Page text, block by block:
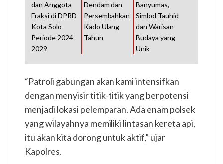
dan Anggota
Fraksi di DPRD
Kota Solo
Periode 2024-
2029
Dendam dan
Persembahkan
Kado Ulang
Tahun
Banyumas,
Simbol Tauhid
dan Warisan
Budaya yang
Unik
“Patroli gabungan akan kami intensifkan
dengan menyisir titik-titik yang berpotensi
menjadi lokasi pelemparan. Ada enam polsek
yang wilayahnya memiliki lintasan kereta api,
itu akan kita dorong untuk aktif,” ujar
Kapolres.